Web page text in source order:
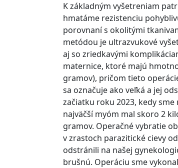
K základným vyšetreniam
hmatáme rezistenciu
porovnaní s okolitými
metódou je ultrazvukové
aj so zriedkavými
maternice, ktoré majú
gramov), pričom tieto
sa označuje ako veľká a jej
začiatku roku 2023, kedy
najväčší myóm mal skoro 2
gramov. Operačné vybratie
v zrastoch parazitické cievy
odstránili na našej
brušnú. Operáciu sme